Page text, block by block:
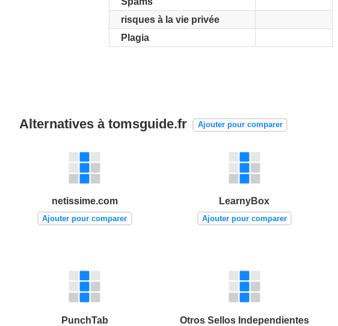
risques à la vie privée
Plagia
Alternatives à tomsguide.fr Ajouter pour comparer
netissime.com
Ajouter pour comparer
LearnyBox
Ajouter pour comparer
PunchTab Otros Sellos Independientes